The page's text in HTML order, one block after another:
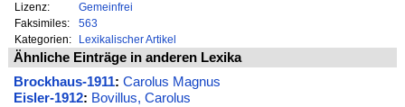
Lizenz:
Gemeinfrei
Faksimiles:
563
Kategorien:
Lexikalischer Artikel
Ähnliche Einträge in anderen Lexika
Brockhaus-1911: Carolus Magnus
Eisler-1912: Bovillus, Carolus